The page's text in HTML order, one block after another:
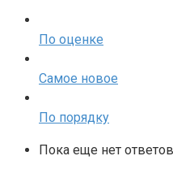
По оценке
Самое новое
По порядку
Пока еще нет